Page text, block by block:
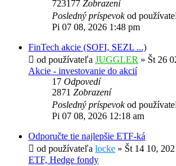
723177 Zobrazení
Posledný príspevokod
Pi 07 08, 2026 1:48 pm
FinTech akcie (SOFI, SEZL ...)
od používateľa JUGGLER » Št 26
Akcie - investovanie do akcií
17 Odpovedí
2871 Zobrazení
Posledný príspevokod
Pi 07 08, 2026 12:18 am
Odporučte tie najlepšie ETF-ká
od používateľa locke » Št 14 10,
ETF, Hedge fondy